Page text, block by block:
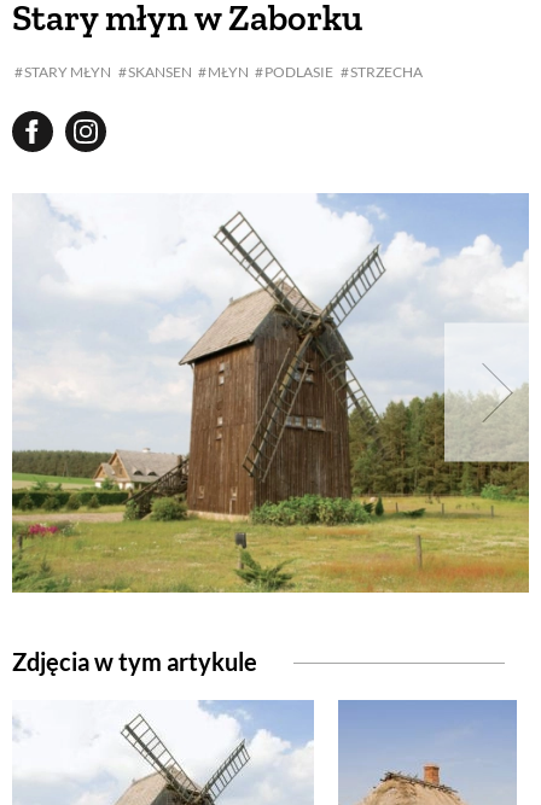
Stary młyn w Zaborku
STARY MŁYN SKANSEN MŁYN PODLASIE STRZECHA
Zdjęcia w tym artykule
BUDUJEMY DOM
WARZYWA I OWOCE
ROŚLINY OGRODOWE
PORADY
ZIELEŃ W DOMU
PROJEKTOWANIE OGRODU
NATURALNA APTECZKA